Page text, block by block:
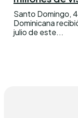
Santo Domingo,
Dominicana
julio de este...